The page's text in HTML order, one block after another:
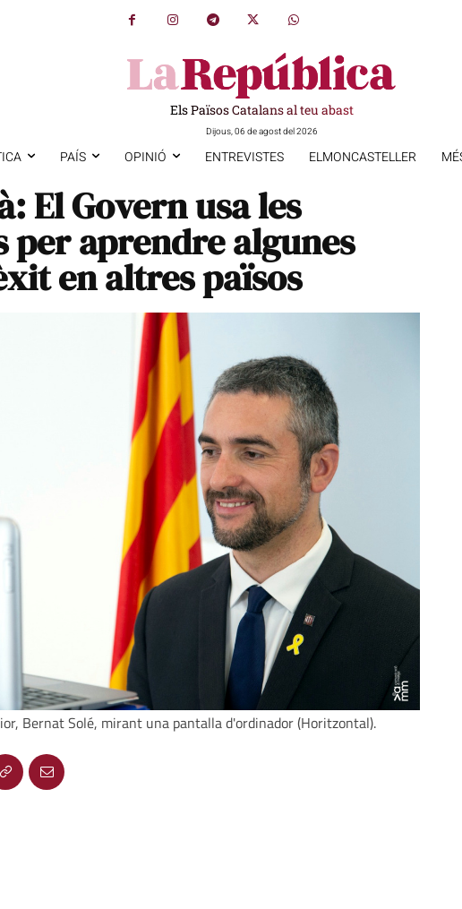
Els Països Catalans al teu abast
Dijous, 06 de agost del 2026
PAÍS OPINIÓ ENTREVISTES ELMONCASTELLER
El Govern usa les
per aprendre algunes
en altres països
Bernat Solé, mirant una pantalla d'ordinador (Horitzontal).